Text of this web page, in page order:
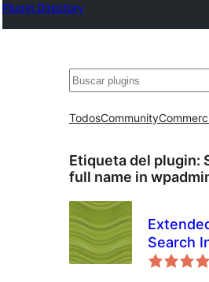
Plugin Directory
Buscar
TodosCommunity
Etiqueta del plugin:
full name in
Search
Admin